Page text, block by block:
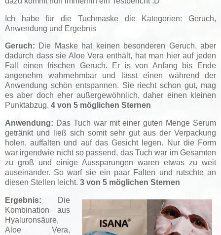
Ich habe für die Tuchmaske die Kategorien: Geruch,
Anwendung und Ergebnis
Geruch: Die Maske hat keinen besonderen Geruch, aber
dadurch dass sie Aloe Vera enthält, hat man hier auf jeden
Fall einen frischen Geruch. Er is von Anfang bis Ende
angenehm wahrnehmbar und lässt einen während der
Anwendung schön entspannen. Sie riecht schon gut, mag
es aber doch eher außergewöhnlich, daher einen kleinen
Punktabzug. 4 von 5 möglichen Sternen
Anwendung: Das Tuch war mit einer guten Menge Serum
getränkt und ließ sich somit sehr gut aus der Verpackung
holen, auffalten und auf das Gesicht legen. Nur die Form
war irgendwie nicht so passend, das Tuch war im Gesamten
zu groß und einige Aussparungen waren etwas zu weit
auseinander. So warf sie ein paar Falten und rutschte an
diesen Stellen leicht. 3 von 5 möglichen Sternen
Ergebnis: Die
Kombination aus
Hyaluronsäure,
Aloe Vera,